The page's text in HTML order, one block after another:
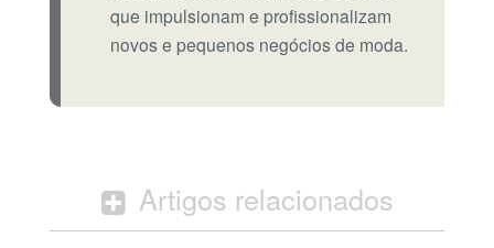
que impulsionam e profissionalizam
novos e pequenos negócios de moda.
Artigos relacionados